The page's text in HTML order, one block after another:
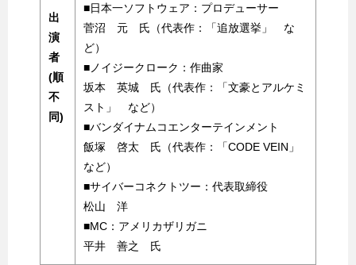
出
演
者
(順
不
同)
■日本一ソフトウェア：プロデューサー
菅沼 元 氏（代表作：「追放選挙」 な
ど）
■ノイジークローク：作曲家
坂本 英城 氏（代表作：「文豪とアルケミ
スト」 など）
■バンダイナムコエンターテインメント
飯塚 啓太 氏（代表作：「CODE VEIN」
など）
■サイバーコネクトツー：代表取締役
松山 洋
■MC：アメリカザリガニ
平井 善之 氏